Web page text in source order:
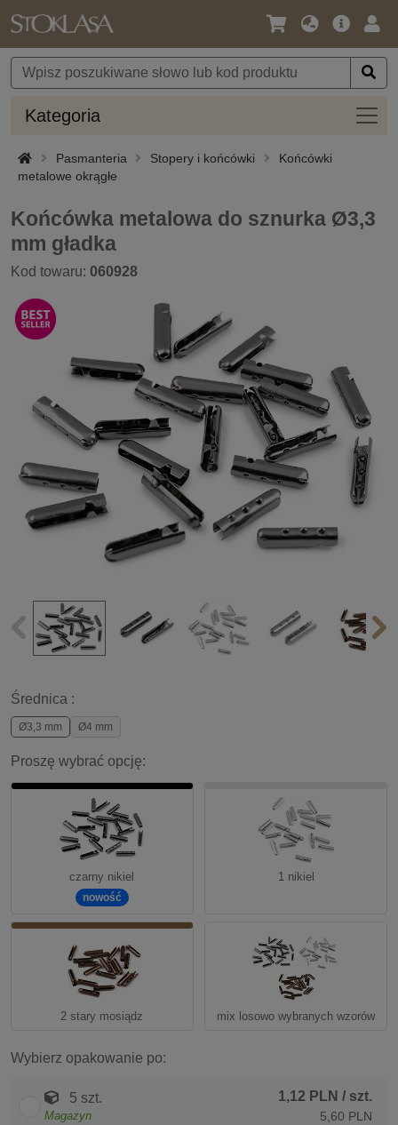
Język
Waluta
Oferta
Kategoria
Pasmanteria Stopery i końcówki
Końcówki
metalowe okrągłe
Końcówka metalowa do sznurka Ø3,3
mm gładka
Kod towaru: 060928
Średnica :
Ø3,3 mm Ø4 mm
Proszę wybrać opcję:
czarny nikiel
nowość
1 nikiel
2 stary mosiądz mix losowo wybranych wzorów
Wybierz opakowanie po:
5 szt.
Magazyn
1,12 PLN / szt.
5,60 PLN